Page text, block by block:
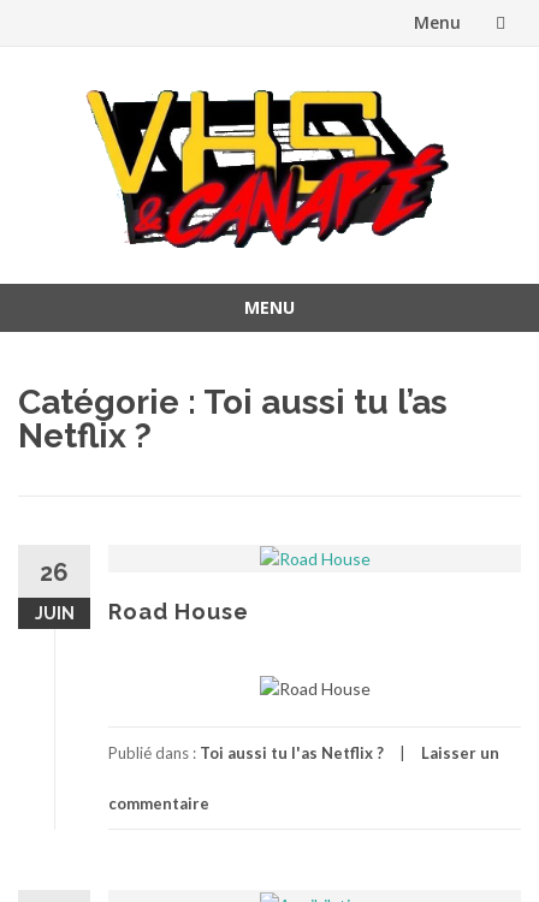
Menu
MENU
contenu
Catégorie : Toi aussi tu l’as
Netflix ?
26
JUIN Road House
Publié dans : Toi aussi tu l'as Netflix ? Laisser un
commentaire